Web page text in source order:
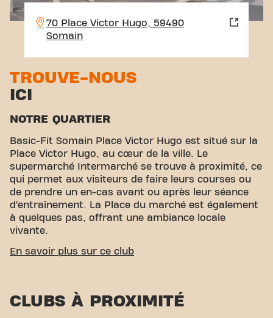
70 Place Victor Hugo, 59490
Somain
TROUVE-NOUS
ICI
NOTRE QUARTIER
Basic-Fit Somain Place Victor Hugo est situé sur la
Place Victor Hugo, au cœur de la ville. Le
supermarché Intermarché se trouve à proximité, ce
qui permet aux visiteurs de faire leurs courses ou
de prendre un en-cas avant ou après leur séance
d’entraînement. La Place du marché est également
à quelques pas, offrant une ambiance locale
vivante.
ACCESSIBILITÉ FACILE
transport : Parking :Un parking pratique est
En savoir plus sur ce club
CLUBS À PROXIMITÉ